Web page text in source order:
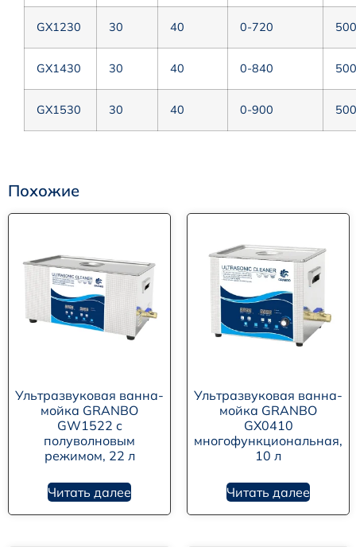
GX1230 30 40 0-720
GX1430 30 40 0-840
GX1530 30 40 0-900
Похожие
Ультразвуковая ванна-
мойка GRANBO
GW1522 с
полуволновым
режимом, 22 л
Читать далее
Ультразвуковая ванна-
мойка GRANBO
GX0410
многофункциональная,
10 л
Читать далее